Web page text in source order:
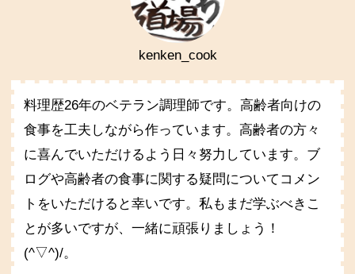
kenken_cook
料理歴26年のベテラン調理師です。高齢者向けの
食事を工夫しながら作っています。高齢者の方々
に喜んでいただけるよう日々努力しています。ブ
ログや高齢者の食事に関する疑問についてコメン
トをいただけると幸いです。私もまだ学ぶべきこ
とが多いですが、一緒に頑張りましょう！
(^▽^)/。